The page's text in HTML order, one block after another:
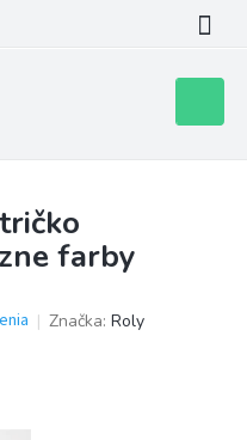
košík
farby
Značka: Roly